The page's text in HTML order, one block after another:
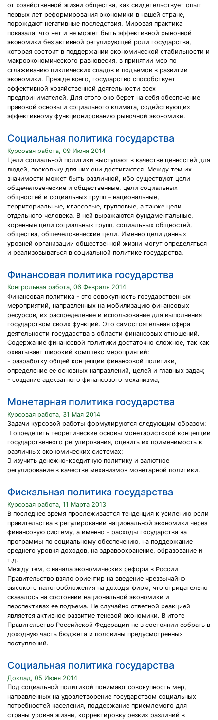
от хозяйственной жизни общества, как свидетельствует опыт
первых лет реформирования экономики в нашей стране,
порождают негативные последствия. Мировая практика
показала, что нет и не может быть эффективной рыночной
экономики без активной регулирующей роли государства,
которая состоит в поддержании экономической стабильности и
макроэкономического равновесия, в принятии мер по
сглаживанию циклических спадов и подъемов в развитии
экономики. Прежде всего, государство способствует
эффективной хозяйственной деятельности всех
предпринимателей. Для этого оно берет на себя обеспечение
правовой основы и социального климата, содействующих
эффективному функционированию рыночной экономики.
Социальная политика государства
Курсовая работа, 09 Июня 2014
Цели социальной политики выступают в качестве ценностей для
людей, поскольку для них они достигаются. Между тем их
значимости может быть различной, ибо существуют цели
общечеловеческие и общественные, цели социальных
общностей и социальных групп – национальные,
территориальные, классовые, групповые, а также цели
отдельного человека. В ней выражаются фундаментальные,
коренные цели социальных групп, социальных общностей,
общества, общечеловеческие цели. Именно цели данных
уровней организации общественной жизни могут определяться
и реализовываться в социальной политике государства.
Финансовая политика государства
Контрольная работа, 06 Февраля 2014
Финансовая политика - это совокупность государственных
мероприятий, направленных на мобилизацию финансовых
ресурсов, их распределение и использование для выполнения
государством своих функций. Это самостоятельная сфера
деятельности государства в области финансовых отношений.
Содержание финансовой политики достаточно сложное, так как
охватывает широкий комплекс мероприятий:
- разработку общей концепции финансовой политики,
определение ее основных направлений, целей и главных задач;
- создание адекватного финансового механизма;
Монетарная политика государства
Курсовая работа, 31 Мая 2014
Задачи курсовой работы формулируются следующим образом:
 определить теоретические основы монетаристской концепции
государственного регулирования, оценить их применимость в
различных экономических системах;
 изучить денежно-кредитную политику и валютное
регулирование в качестве механизмов монетарной политики.
Фискальная политика государства
Курсовая работа, 11 Марта 2013
В последнее время прослеживается тенденция к усилению роли
правительства в регулировании национальной экономики через
финансовую систему, а именно - расходы государства на
программы по социальному обеспечению, на поддержание
среднего уровня доходов, на здравоохранение, образование и
т.д.
Между тем, с начала экономических реформ в России
Правительство взяло ориентир на введение чрезвычайно
высокого налогообложения на доходы фирм, что отрицательно
сказалось на состоянии национальной экономики и
перспективах ее подъема. Не случайно ответной реакцией
является активное развитие теневой экономики. В итоге
Правительство Российской Федерации не в состоянии собрать в
доходную часть бюджета и половины предусмотренных
поступлений.
Социальная политика государства
Доклад, 05 Июня 2014
Под социальной политикой понимают совокупность мер,
направленных на удовлетворение государством социальных
потребностей населения, поддержание приемлемого для
страны уровня жизни, корректировку резких различий в